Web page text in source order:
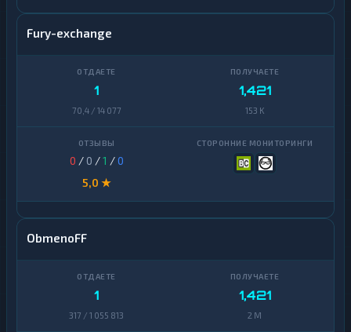
Fury-exchange
1
70,4 / 14 077
1,421
153 K
0 / 0 /1 /0
5,0 ★
ObmenoFF
1
317 / 1 055 813
1,421
2 M